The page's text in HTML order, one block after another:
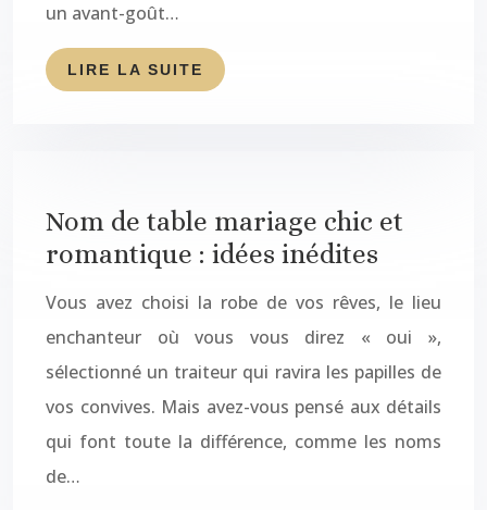
un avant-goût…
LIRE LA SUITE
Nom de table mariage chic et
romantique : idées inédites
Vous avez choisi la robe de vos rêves, le lieu
enchanteur où vous vous direz « oui »,
sélectionné un traiteur qui ravira les papilles de
vos convives. Mais avez-vous pensé aux détails
qui font toute la différence, comme les noms
de…